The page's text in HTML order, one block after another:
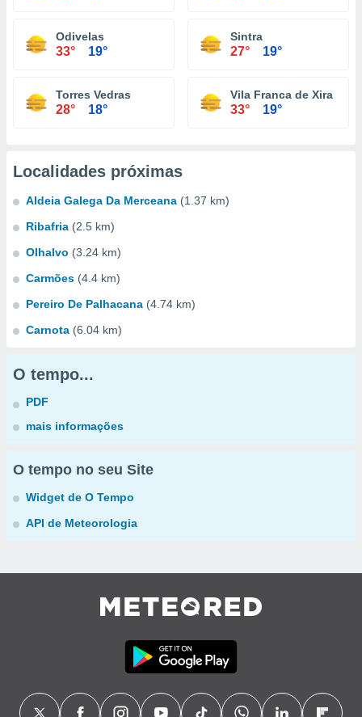
Odivelas
33° 19°
Sintra
27° 19°
Torres Vedras
28° 18°
Vila Franca de Xira
33° 19°
Localidades próximas
Aldeia Galega Da Merceana (1.37 km)
Ribafria (2.5 km)
Olhalvo (3.24 km)
Carmões (4.4 km)
Pereiro De Palhacana (4.74 km)
Carnota (6.04 km)
O tempo...
PDF
mais informações
O tempo no seu Site
Widget de O Tempo
API de Meteorologia